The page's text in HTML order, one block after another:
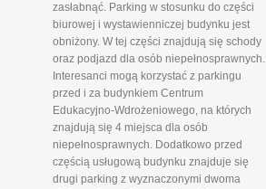
zasłabnąć. Parking w stosunku do części
biurowej i wystawienniczej budynku jest
obniżony. W tej części znajdują się schody
oraz podjazd dla osób niepełnosprawnych.
Interesanci mogą korzystać z parkingu
przed i za budynkiem Centrum
Edukacyjno-Wdrożeniowego, na których
znajdują się 4 miejsca dla osób
niepełnosprawnych. Dodatkowo przed
częścią usługową budynku znajduje się
drugi parking z wyznaczonymi dwoma